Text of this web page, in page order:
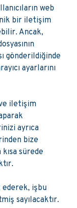
web
bir iletişim
Ancak,
gönderildiğinde
ayarlarını
iletişim
ayrıca
bize
sürede
ederek, işbu
sayılacaktır.